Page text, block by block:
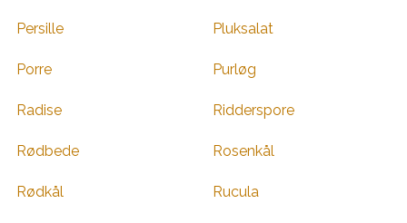
Persille Pluksalat
Porre Purløg
Radise Ridderspore
Rødbede Rosenkål
Rødkål Rucula